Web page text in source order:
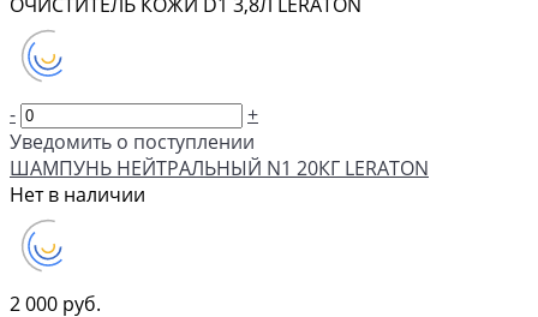
-
+
Уведомить о поступлении
ШАМПУНЬ НЕЙТРАЛЬНЫЙ N1 20КГ LERATON
Нет в наличии
2 000 руб.